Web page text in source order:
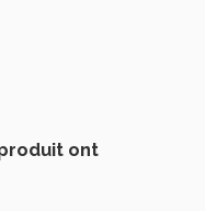
ont